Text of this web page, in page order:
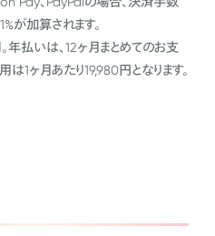
が加算されます。
年払いは、12ヶ月まとめてのお支
は1ヶ月あたり19,980円となります。